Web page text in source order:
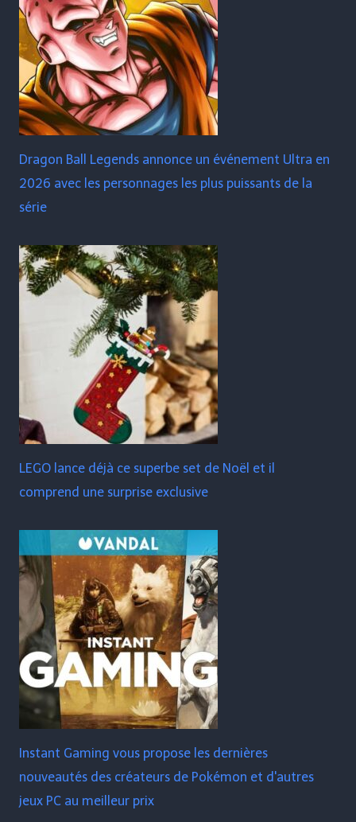
Dragon Ball Legends annonce un événement Ultra en
2026 avec les personnages les plus puissants de la
série
LEGO lance déjà ce superbe set de Noël et il
comprend une surprise exclusive
Instant Gaming vous propose les dernières
nouveautés des créateurs de Pokémon et d'autres
jeux PC au meilleur prix